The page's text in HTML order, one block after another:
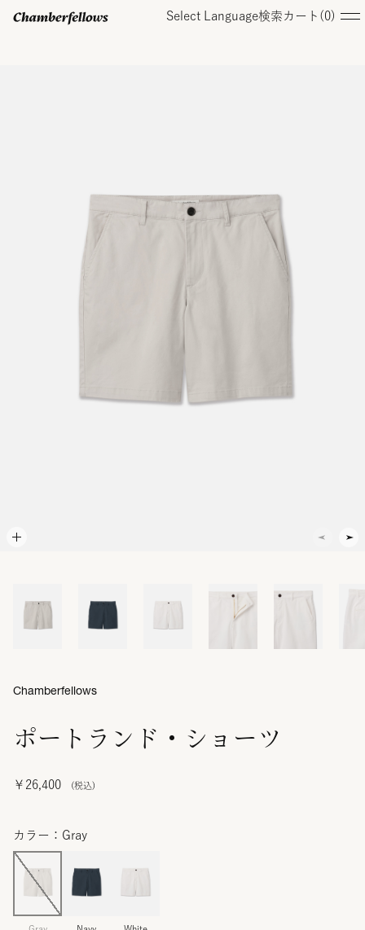
Select Language検索 カート( 0)
ポートランド・ショーツ
￥26,400
Chamberfellows
カラー：Gray